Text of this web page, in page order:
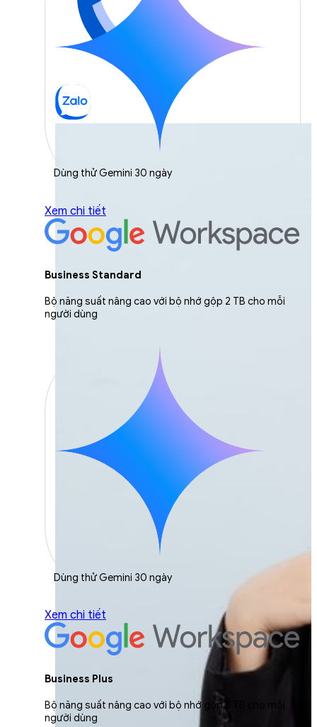
Dùng thử Gemini 30 ngày
Xem chi tiết
Business Standard
Bộ năng suất nâng cao với bộ nhớ gộp 2 TB cho mỗi
người dùng
Dùng thử Gemini 30 ngày
Xem chi tiết
Business Plus
Bộ năng suất nâng cao với bộ nhớ gộp 5 TB cho mỗi
người dùng